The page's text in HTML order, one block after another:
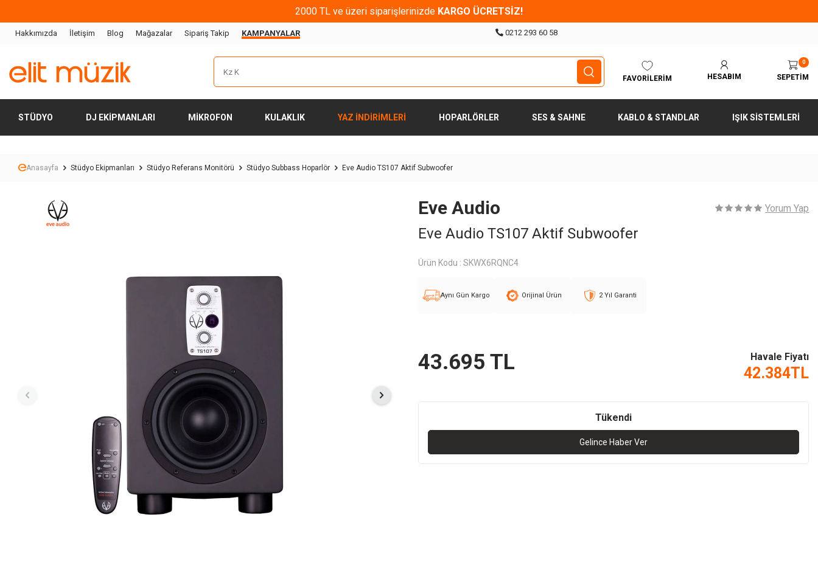
2000 TL ve üzeri siparişlerinizde KARGO ÜCRETSİZ!
Hakkımızda İletişim Blog Mağazalar Sipariş Takip KAMPANYALAR 0212 293 60 58
FAVORILERIM HESABIM
0
SEPETIM
STÜDYO DJ EKIPMANLARI MIKROFON KULAKLIK YAZ İNDİRİMLERİ HOPARLÖRLER SES & SAHNE KABLO & STANDLAR IŞIK SISTEMLERI
Anasayfa Stüdyo Ekipmanları Stüdyo Referans Monitörü Stüdyo Subbass Hoparlör Eve Audio TS107 Aktif Subwoofer
Eve Audio Yorum Yap
Eve Audio TS107 Aktif Subwoofer
Ürün Kodu : SKWX6RQNC4
Aynı Gün Kargo Orijinal Ürün 2 Yıl Garanti
43.695 TL Havale Fiyatı
42.384TL
Tükendi
Gelince Haber Ver